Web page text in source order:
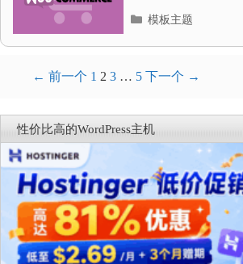
分
录
模板主题
文
导
航
← 前一个 1 2 3 … 5 下一个 →
性价比高的WordPress主机